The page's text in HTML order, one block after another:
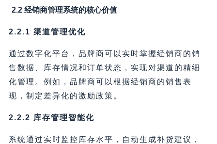
2.2 经销商管理系统的核心价值
2.2.1 渠道管理优化
通过数字化平台，品牌商可以实时掌握经销商的销
售数据、库存情况和订单状态，实现对渠道的精细
化管理。例如，品牌商可以根据经销商的销售表
现，制定差异化的激励政策。
2.2.2 库存管理智能化
系统通过实时监控库存水平，自动生成补货建议，